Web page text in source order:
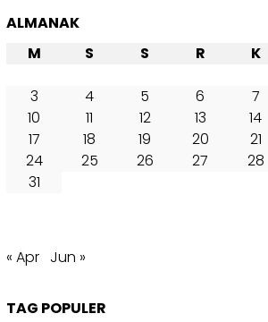
ALMANAK
M S S R K
3
4 5 6 7
10
11 12 13 14
17
18 19 20 21
24
25 26 27 28
31
« Apr Jun »
TAG POPULER